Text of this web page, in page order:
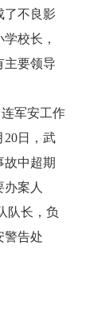
了不良影
校长，
主要领导
军安工作
20日，武
故中超期
案人
队长，负
警告处